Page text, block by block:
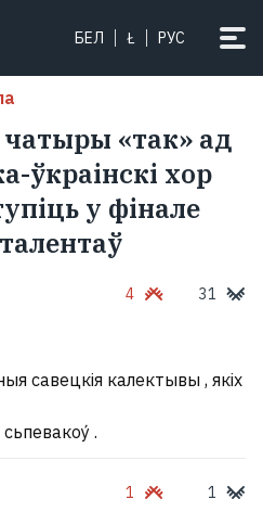
БЕЛ Ł РУС
«так» ад
ўкраінскі хор
у фінале
4 31
савецкія калектывы , якіх
.
1 1